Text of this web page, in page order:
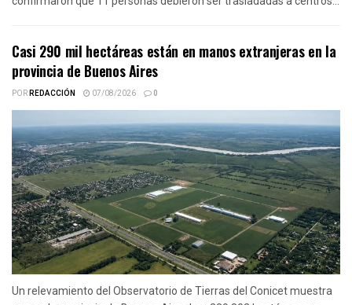
Casi 290 mil hectáreas están en manos extranjeras en la
provincia de Buenos Aires
PORREDACCIÓN 07/08/2026 0
Un relevamiento del Observatorio de Tierras del Conicet muestra